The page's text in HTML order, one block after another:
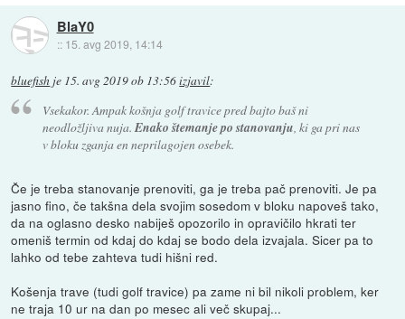
BlaY0
:: 15. avg 2019, 14:14
bluefish je 15. avg 2019 ob 13:56izjavil:
Vsekakor. Ampak košnja golf travice pred bajto baš ni
neodložljiva nuja. Enako štemanje po stanovanju, ki ga pri nas
v bloku zganja en neprilagojen osebek.
Če je treba stanovanje prenoviti, ga je treba pač prenoviti. Je pa
jasno fino, če takšna dela svojim sosedom v bloku napoveš tako,
da na oglasno desko nabiješ opozorilo in opravičilo hkrati ter
omeniš termin od kdaj do kdaj se bodo dela izvajala. Sicer pa to
lahko od tebe zahteva tudi hišni red.
Košenja trave (tudi golf travice) pa zame ni bil nikoli problem, ker
ne traja 10 ur na dan po mesec ali več skupaj...